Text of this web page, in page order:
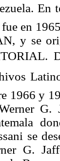
En
en
y se
1966 y
se
G.